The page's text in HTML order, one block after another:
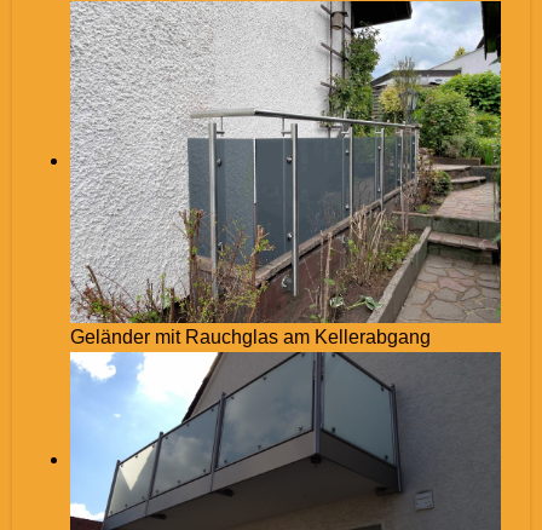
Geländer mit Rauchglas am Kellerabgang